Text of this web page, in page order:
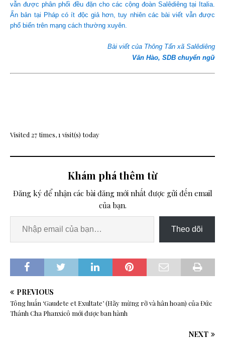
vẫn được phân phối đều đặn cho các cộng đoàn Salêdiêng tại Italia.
Ấn bản tại Pháp có ít độc giả hơn, tuy nhiên các bài viết vẫn được
phổ biến trên mạng cách thường xuyên.
Bài viết của Thông Tấn xã Salêdiêng
Văn Hào, SDB chuyển ngữ
Visited 27 times, 1 visit(s) today
Khám phá thêm từ
Đăng ký để nhận các bài đăng mới nhất được gửi đến email
của bạn.
Theo dõi
PREVIOUS
Tông huấn ‘Gaudete et Exultate’ (Hãy mừng rỡ và hân hoan) của Đức
Thánh Cha Phanxicô mới được ban hành
NEXT